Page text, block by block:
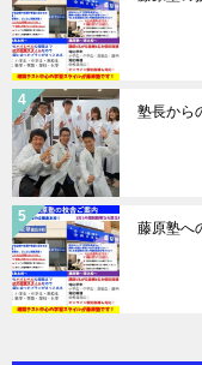
塾長から
藤原塾へ